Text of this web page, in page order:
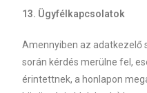
13. Ügyfélkapcsolatok
Amennyiben az adatkezelő
során kérdés merülne fel,
érintettnek, a honlapon